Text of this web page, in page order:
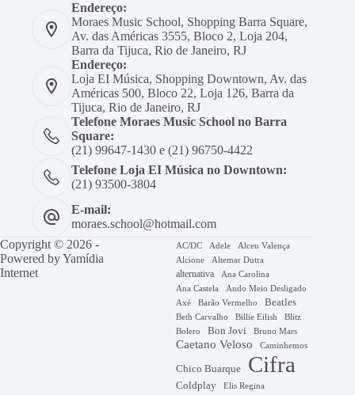
Endereço:
Moraes Music School, Shopping Barra Square,
Av. das Américas 3555, Bloco 2, Loja 204,
Barra da Tijuca, Rio de Janeiro, RJ
Endereço:
Loja EI Música, Shopping Downtown, Av. das
Américas 500, Bloco 22, Loja 126, Barra da
Tijuca, Rio de Janeiro, RJ
Telefone Moraes Music School no Barra
Square:
(21) 99647-1430 e (21) 96750-4422
Telefone Loja EI Música no Downtown:
(21) 93500-3804
E-mail:
moraes.school@hotmail.com
Copyright © 2026 -
Powered byYamídia
Internet
AC/DC Adele
Alceu Valença
Alcione
Altemar Dutra
alternativa
Ana Carolina
Ana Castela
Ando Meio Desligado
Axé Barão Vermelho Beatles
Beth Carvalho Billie Eilish
Blitz
Bolero
Bon Jovi Bruno Mars
Caetano Veloso Caminhemos
Chico Buarque Cifra
Coldplay
Elis Regina